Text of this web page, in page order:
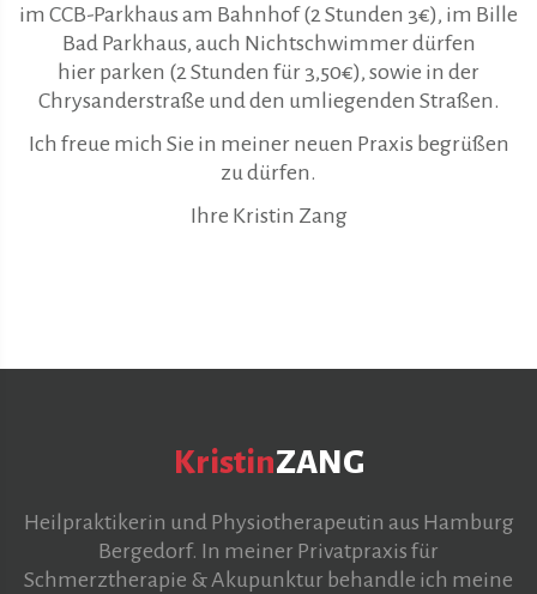
im CCB-Parkhaus am Bahnhof (2 Stunden 3€), im Bille
Bad Parkhaus, auch Nichtschwimmer dürfen
hier parken (2 Stunden für 3,50€), sowie in der
Chrysanderstraße und den umliegenden Straßen.
Ich freue mich Sie in meiner neuen Praxis begrüßen
zu dürfen.
Ihre Kristin Zang
KristinZANG
Heilpraktikerin und Physiotherapeutin aus Hamburg
Bergedorf. In meiner Privatpraxis für
Schmerztherapie & Akupunktur behandle ich meine